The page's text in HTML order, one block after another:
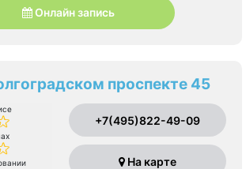
Онлайн запись
проспекте 45
+7(495)822-49-09
На карте